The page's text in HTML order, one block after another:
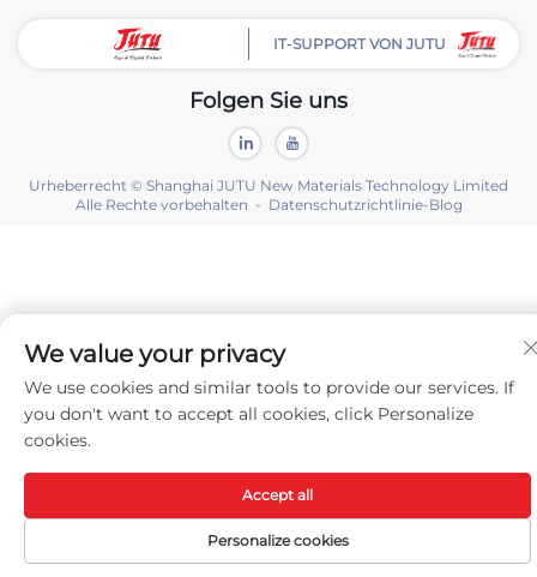
IT-SUPPORT VON JUTU
Folgen Sie uns
Urheberrecht © Shanghai JUTU New Materials Technology Limited
Alle Rechte vorbehalten - Datenschutzrichtlinie-Blog
We value your privacy
We use cookies and similar tools to provide our services. If
you don't want to accept all cookies, click Personalize
cookies.
Personalize cookies
Accept all